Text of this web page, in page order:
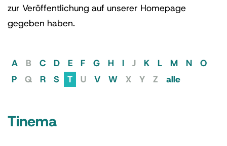
zur Veröffentlichung auf unserer Homepage
gegeben haben.
A B C D E F G H I J K L M N
O
P
Q R S T U V W X Y Z alle
Tinema